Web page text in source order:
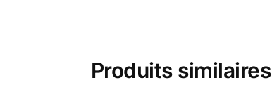
Produits similaires